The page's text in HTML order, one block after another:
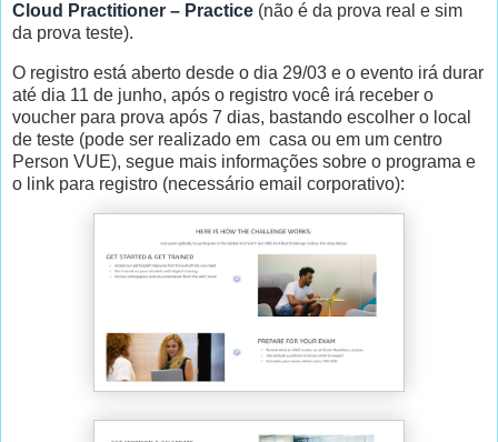
Cloud Practitioner – Practice (não é da prova real e sim
da prova teste).
O registro está aberto desde o dia 29/03 e o evento irá durar
até dia 11 de junho, após o registro você irá receber o
voucher para prova após 7 dias, bastando escolher o local
de teste (pode ser realizado em casa ou em um centro
Person VUE), segue mais informações sobre o programa e
o link para registro (necessário email corporativo):